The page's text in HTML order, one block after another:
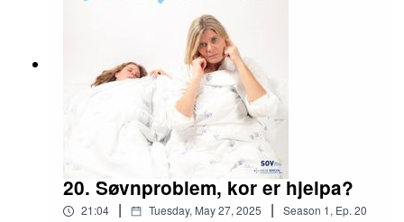
20. Søvnproblem, kor er hjelpa?
21:04 | Tuesday, May 27, 2025 | Season 1, Ep. 20